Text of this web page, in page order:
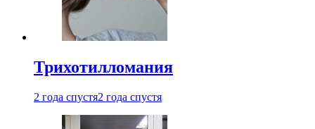
Трихотилломания
2 года спустя2 года спустя